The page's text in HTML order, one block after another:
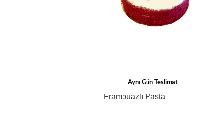
Aynı Gün Teslimat
Frambuazlı Pasta